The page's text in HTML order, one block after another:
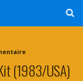
(1983/USA)